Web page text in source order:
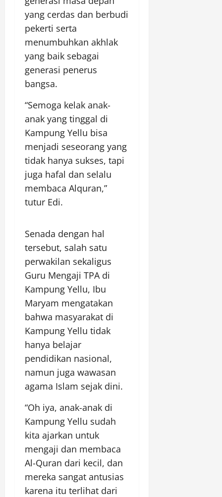
yang cerdas dan berbudi
pekerti serta
menumbuhkan akhlak
yang baik sebagai
generasi penerus
bangsa.
“Semoga kelak anak-
anak yang tinggal di
Kampung Yellu bisa
menjadi seseorang yang
tidak hanya sukses, tapi
juga hafal dan selalu
membaca Alquran,”
tutur Edi.
Senada dengan hal
tersebut, salah satu
perwakilan sekaligus
Guru Mengaji TPA di
Kampung Yellu, Ibu
Maryam mengatakan
bahwa masyarakat di
Kampung Yellu tidak
hanya belajar
pendidikan nasional,
namun juga wawasan
agama Islam sejak dini.
“Oh iya, anak-anak di
Kampung Yellu sudah
kita ajarkan untuk
mengaji dan membaca
Al-Quran dari kecil, dan
mereka sangat antusias
karena itu terlihat dari